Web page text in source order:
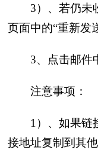
3）、若仍未
页面中的“重新发
3、点击邮件
注意事项：
1）、如果链
接地址复制到其